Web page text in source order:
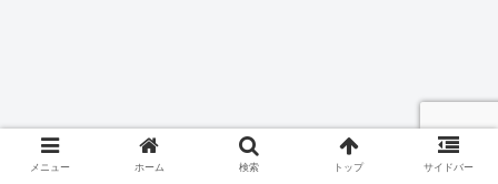
メニュー ホーム 検索 トップ サイドバー